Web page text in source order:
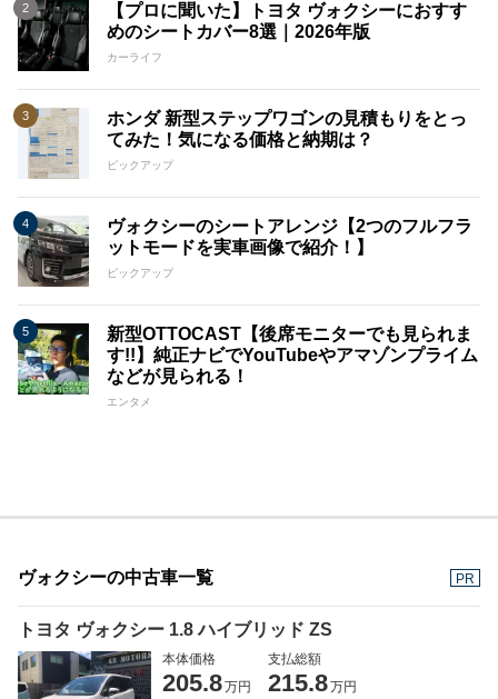
【プロに聞いた】トヨタ ヴォクシーにおすす
めのシートカバー8選｜2026年版
カーライフ
ホンダ 新型ステップワゴンの見積もりをとっ
てみた！気になる価格と納期は？
ピックアップ
ヴォクシーのシートアレンジ【2つのフルフラ
ットモードを実車画像で紹介！】
ピックアップ
新型OTTOCAST【後席モニターでも見られま
す!!】純正ナビでYouTubeやアマゾンプライム
などが見られる！
エンタメ
ヴォクシーの中古車一覧 PR
トヨタ ヴォクシー 1.8 ハイブリッド ZS
本体価格
205.8万円
支払総額
215.8万円